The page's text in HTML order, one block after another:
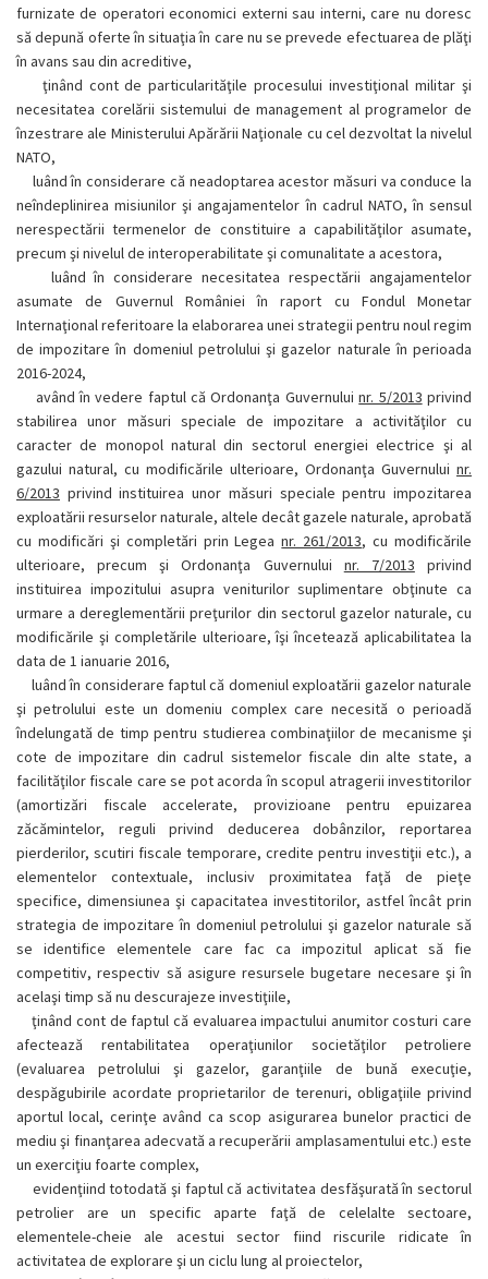
furnizate de operatori economici externi sau interni, care nu doresc
să depună oferte în situaţia în care nu se prevede efectuarea de plăţi
în avans sau din acreditive,
ţinând cont de particularităţile procesului investiţional militar şi
necesitatea corelării sistemului de management al programelor de
înzestrare ale Ministerului Apărării Naţionale cu cel dezvoltat la nivelul
NATO,
luând în considerare că neadoptarea acestor măsuri va conduce la
neîndeplinirea misiunilor şi angajamentelor în cadrul NATO, în sensul
nerespectării termenelor de constituire a capabilităţilor asumate,
precum şi nivelul de interoperabilitate şi comunalitate a acestora,
luând în considerare necesitatea respectării angajamentelor
asumate de Guvernul României în raport cu Fondul Monetar
Internaţional referitoare la elaborarea unei strategii pentru noul regim
de impozitare în domeniul petrolului şi gazelor naturale în perioada
2016-2024,
având în vedere faptul că Ordonanţa Guvernuluinr. 5/2013 privind
stabilirea unor măsuri speciale de impozitare a activităţilor cu
caracter de monopol natural din sectorul energiei electrice şi al
gazului natural, cu modificările ulterioare, Ordonanţa Guvernului nr.
6/2013 privind instituirea unor măsuri speciale pentru impozitarea
exploatării resurselor naturale, altele decât gazele naturale, aprobată
cu modificări şi completări prin Legeanr. 261/2013, cu modificările
ulterioare, precum şi Ordonanţa Guvernului nr. 7/2013 privind
instituirea impozitului asupra veniturilor suplimentare obţinute ca
urmare a dereglementării preţurilor din sectorul gazelor naturale, cu
modificările şi completările ulterioare, îşi încetează aplicabilitatea la
data de 1 ianuarie 2016,
luând în considerare faptul că domeniul exploatării gazelor naturale
şi petrolului este un domeniu complex care necesită o perioadă
îndelungată de timp pentru studierea combinaţiilor de mecanisme şi
cote de impozitare din cadrul sistemelor fiscale din alte state, a
facilităţilor fiscale care se pot acorda în scopul atragerii investitorilor
(amortizări fiscale accelerate, provizioane pentru epuizarea
zăcămintelor, reguli privind deducerea dobânzilor, reportarea
pierderilor, scutiri fiscale temporare, credite pentru investiţii etc.), a
elementelor contextuale, inclusiv proximitatea faţă de pieţe
specifice, dimensiunea şi capacitatea investitorilor, astfel încât prin
strategia de impozitare în domeniul petrolului şi gazelor naturale să
se identifice elementele care fac ca impozitul aplicat să fie
competitiv, respectiv să asigure resursele bugetare necesare şi în
acelaşi timp să nu descurajeze investiţiile,
ţinând cont de faptul că evaluarea impactului anumitor costuri care
afectează rentabilitatea operaţiunilor societăţilor petroliere
(evaluarea petrolului şi gazelor, garanţiile de bună execuţie,
despăgubirile acordate proprietarilor de terenuri, obligaţiile privind
aportul local, cerinţe având ca scop asigurarea bunelor practici de
mediu şi finanţarea adecvată a recuperării amplasamentului etc.) este
un exerciţiu foarte complex,
evidenţiind totodată şi faptul că activitatea desfăşurată în sectorul
petrolier are un specific aparte faţă de celelalte sectoare,
elementele-cheie ale acestui sector fiind riscurile ridicate în
activitatea de explorare şi un ciclu lung al proiectelor,